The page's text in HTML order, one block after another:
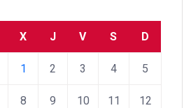
X J V S D
1 2 3 4 5
8 9 10 11 12